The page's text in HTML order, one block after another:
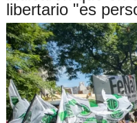
libertario "es